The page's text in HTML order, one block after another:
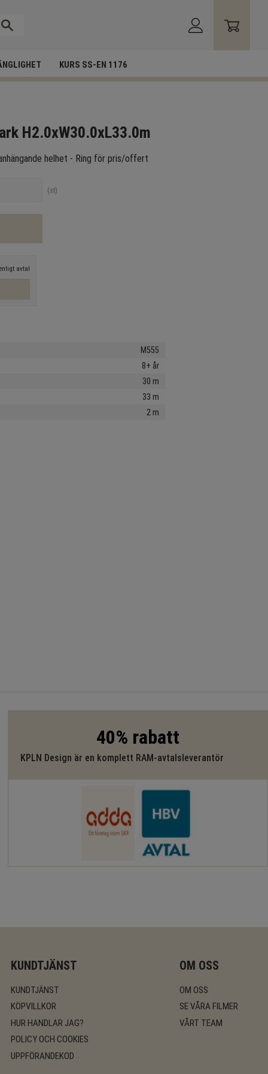
KURS SS-EN 1176
H2.0xW30.0xL33.0m
helhet - Ring för pris/offert
st
enligt avtal
M555
8+ år
30 m
33 m
2 m
40% rabatt
KPLN Design är en komplett RAM-avtalsleverantör
KUNDTJÄNST
KUNDTJÄNST
KÖPVILLKOR
HUR HANDLAR JAG?
POLICY OCH COOKIES
UPPFÖRANDEKOD
OM OSS
OM OSS
SE VÅRA FILMER
VÅRT TEAM